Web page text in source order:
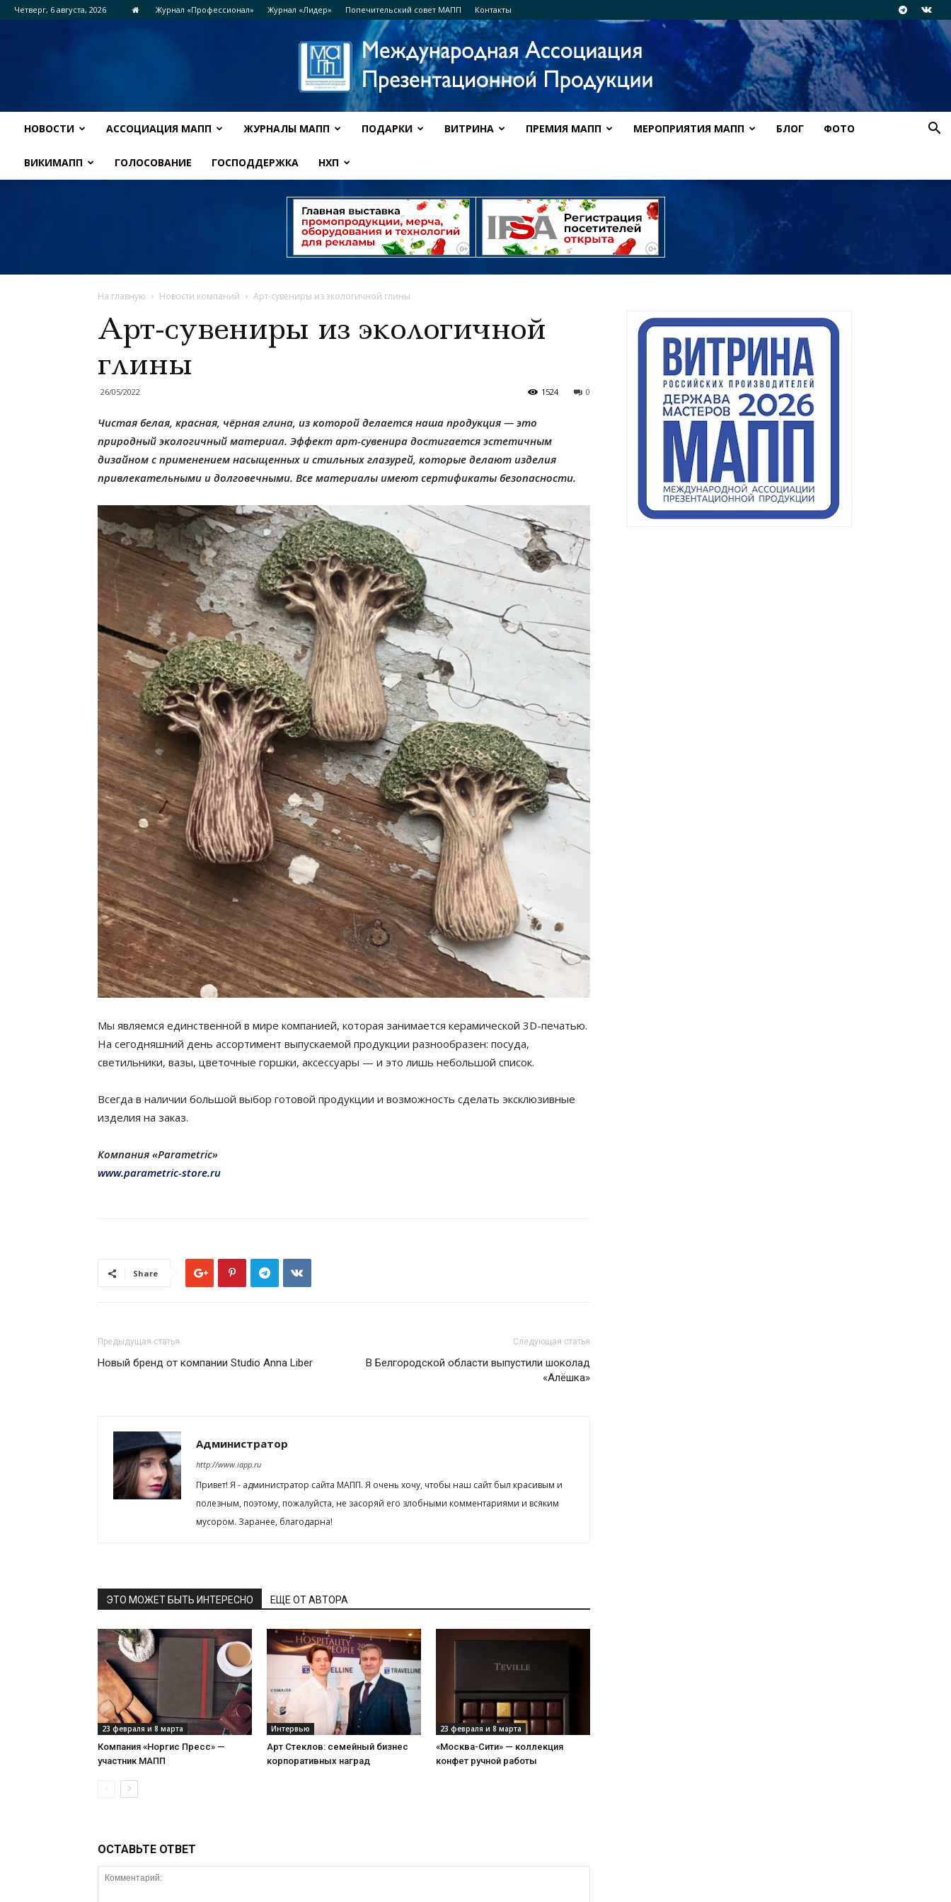
Четверг, 6 августа, 2026 Журнал «Профессионал» Журнал «Лидер» Попечительский совет МАПП Контакты
НОВОСТИ АССОЦИАЦИЯ МАПП ЖУРНАЛЫ МАПП ПОДАРКИ ВИТРИНА ПРЕМИЯ МАПП МЕРОПРИЯТИЯ МАПП БЛОГ ФОТО
ВИКИМАПП ГОЛОСОВАНИЕ ГОСПОДДЕРЖКА НХП
На главную Новости компаний Арт-сувениры из экологичной глины
Арт-сувениры из экологичной
глины
26/05/2022 0
1524
Чистая белая, красная, чёрная глина, из которой делается наша продукция — это
природный экологичный материал. Эффект арт-сувенира достигается эстетичным
дизайном с применением насыщенных и стильных глазурей, которые делают изделия
привлекательными и долговечными. Все материалы имеют сертификаты безопасности.
Мы являемся единственной в мире компанией, которая занимается керамической 3D-печатью.
На сегодняшний день ассортимент выпускаемой продукции разнообразен: посуда,
светильники, вазы, цветочные горшки, аксессуары — и это лишь небольшой список.
Всегда в наличии большой выбор готовой продукции и возможность сделать эксклюзивные
изделия на заказ.
Компания «Parametric»
www.parametric-store.ru
Share
Предыдущая статья
Новый бренд от компании Studio Anna Liber
Следующая статья
В Белгородской области выпустили шоколад
«Алёшка»
Администратор
http://www.iapp.ru
Привет! Я - администратор сайта МАПП. Я очень хочу, чтобы наш сайт был красивым и
полезным, поэтому, пожалуйста, не засоряй его злобными комментариями и всяким
мусором. Заранее, благодарна!
ЭТО МОЖЕТ БЫТЬ ИНТЕРЕСНО ЕЩЕ ОТ АВТОРА
23 февраля и 8 марта
Компания «Норгис Пресс» —
участник МАПП
Интервью
Арт Стеклов: семейный бизнес
корпоративных наград
23 февраля и 8 марта
«Москва-Сити» — коллекция
конфет ручной работы
ОСТАВЬТЕ ОТВЕТ